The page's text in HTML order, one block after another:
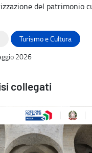
del patrimonio
Turismo e Cultura
2026
collegati